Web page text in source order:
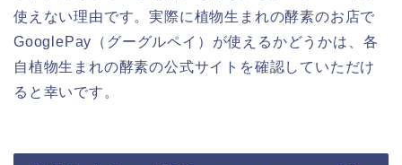
使えない理由です。実際に植物生まれの酵素のお店で
GooglePay（グーグルペイ）が使えるかどうかは、各
自植物生まれの酵素の公式サイトを確認していただけ
ると幸いです。